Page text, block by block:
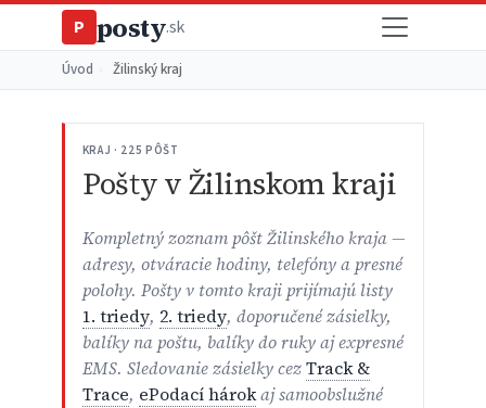
P posty.sk
Úvod Žilinský kraj
KRAJ · 225 PÔŠT
Pošty v Žilinskom kraji
Kompletný zoznam pôšt Žilinského kraja —
adresy, otváracie hodiny, telefóny a presné
polohy. Pošty v tomto kraji prijímajú listy
1. triedy, 2. triedy, doporučené zásielky,
balíky na poštu, balíky do ruky aj expresné
EMS. Sledovanie zásielky cezTrack &
Trace, ePodací hárokaj samoobslužné